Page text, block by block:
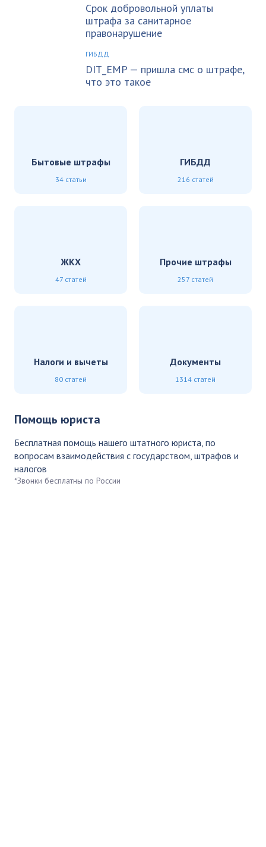
Срок добровольной уплаты
штрафа за санитарное
правонарушение
ГИБДД
DIT_EMP — пришла смс о штрафе,
что это такое
Бытовые штрафы
34 статьи
ГИБДД
216 статей
ЖКХ
47 статей
Прочие штрафы
257 статей
Налоги и вычеты
80 статей
Документы
1314 статей
Помощь юриста
Бесплатная помощь нашего штатного юриста, по
вопросам взаимодействия с государством, штрафов и
налогов
*Звонки бесплатны по России